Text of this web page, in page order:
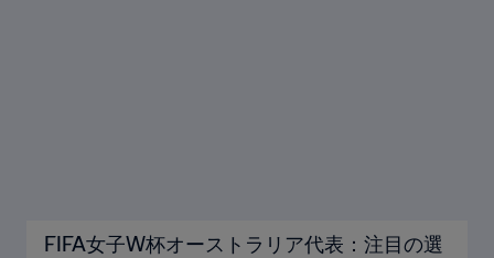
FIFA女子W杯オーストラリア代表：注目の選